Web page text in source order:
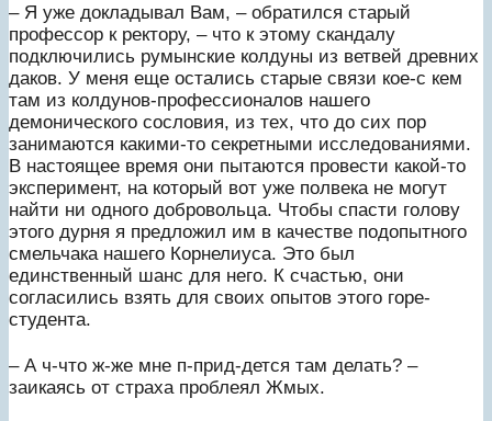
– Я уже докладывал Вам, – обратился старый
профессор к ректору, – что к этому скандалу
подключились румынские колдуны из ветвей древних
даков. У меня еще остались старые связи кое-с кем
там из колдунов-профессионалов нашего
демонического сословия, из тех, что до сих пор
занимаются какими-то секретными исследованиями.
В настоящее время они пытаются провести какой-то
эксперимент, на который вот уже полвека не могут
найти ни одного добровольца. Чтобы спасти голову
этого дурня я предложил им в качестве подопытного
смельчака нашего Корнелиуса. Это был
единственный шанс для него. К счастью, они
согласились взять для своих опытов этого горе-
студента.
– А ч-что ж-же мне п-прид-дется там делать? –
заикаясь от страха проблеял Жмых.